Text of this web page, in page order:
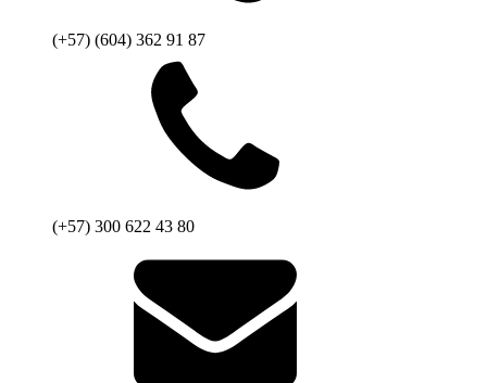
(+57) (604) 362 91 87
(+57) 300 622 43 80